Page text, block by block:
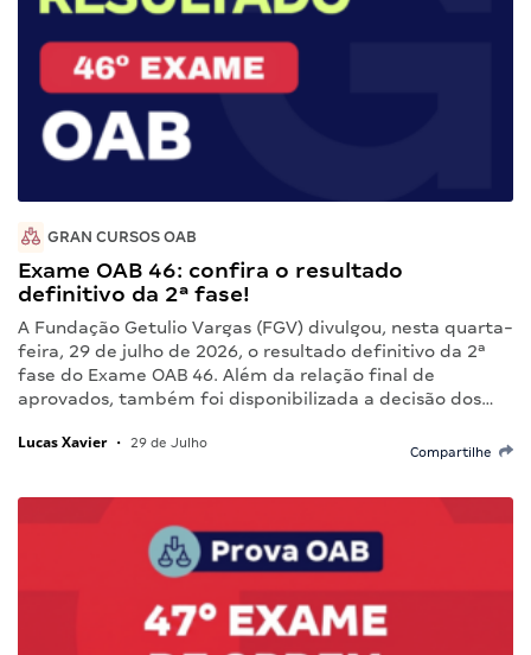
GRAN CURSOS OAB
Exame OAB 46: confira o resultado
definitivo da 2ª fase!
A Fundação Getulio Vargas (FGV) divulgou, nesta quarta-
feira, 29 de julho de 2026, o resultado definitivo da 2ª
fase do Exame OAB 46. Além da relação final de
aprovados, também foi disponibilizada a decisão dos…
Lucas Xavier • 29 de Julho
Compartilhe